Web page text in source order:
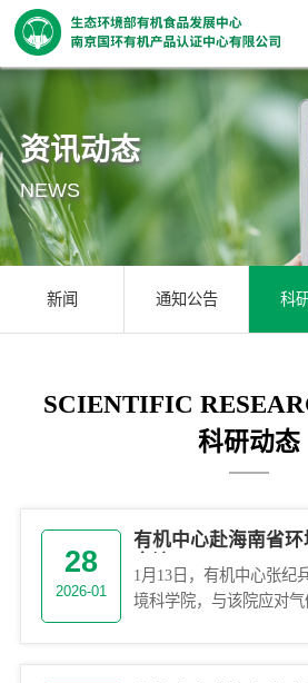
资讯动态
NEWS
新闻 通知公告 科
SCIENTIFIC
科研动态
28
2026-01
有机中心赴海南省
交流
1月13日，有机中心张纪
境科学院，与该院应对气